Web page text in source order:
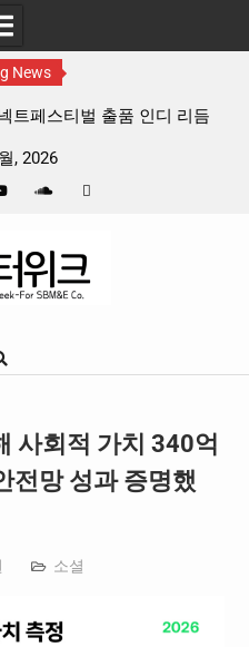
News
트밴드’ 8월 26일(수) 개봉
, 2026
Google
사회적 가치 340억
전망 성과 증명했
소셜